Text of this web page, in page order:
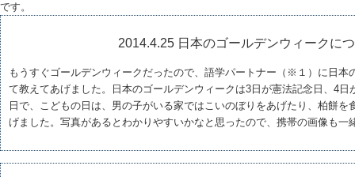
です。
2014.4.25 日本のゴールデンウィークに
もうすぐゴールデンウィークだったので、語学パートナー（※１）に日本
て教えてあげました。日本のゴールデンウィークは3日が憲法記念日、4日
日で、こどもの日は、男の子がいる家ではこいのぼりをあげたり、柏餅を
げました。写真があるとわかりやすいかなと思ったので、携帯の画像も一